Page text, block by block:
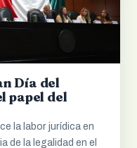
Día del
papel del
la labor jurídica en
de la legalidad en el